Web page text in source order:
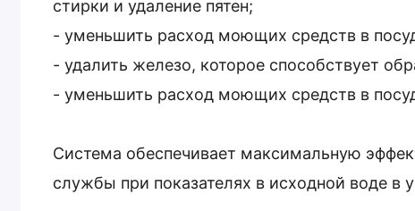
стирки и удаление пятен;
- уменьшить расход моющих средств в
- удалить железо, которое способствует
- уменьшить расход моющих средств в
Система обеспечивает максимальную
службы при показателях в исходной воде в